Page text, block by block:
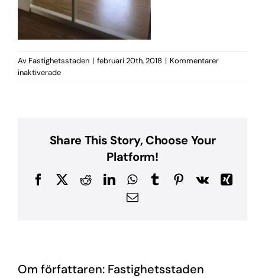
Av Fastighetsstaden | februari 20th, 2018 | Kommentarer
inaktiveradeför
Share This Story, Choose Your
Platform!
FacebookRedditLinkedInWhatsApp
TumblrPinterest
Vk
Xing
E-
Om författaren: Fastighetsstaden